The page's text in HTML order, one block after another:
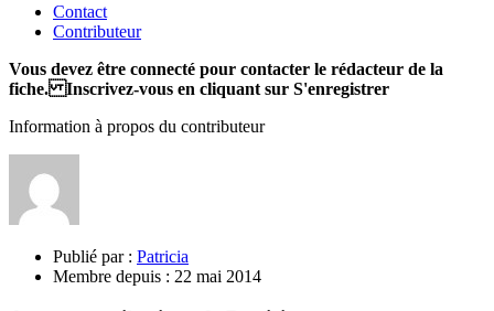
Contact
Contributeur
Vous devez être connecté pour contacter le rédacteur de la
fiche. Inscrivez-vous en cliquant sur S'enregistrer
Information à propos du contributeur
Publié par : Patricia
Membre depuis : 22 mai 2014